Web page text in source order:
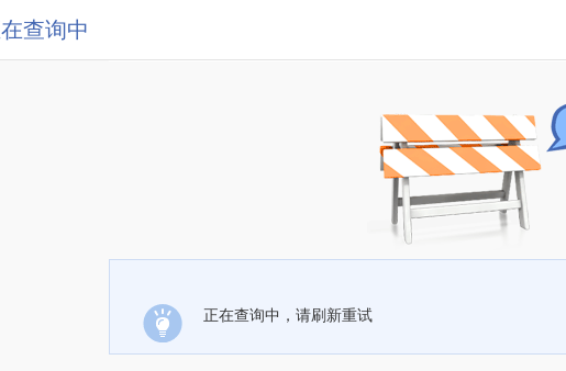
查询中
正在查询中，请刷新重试